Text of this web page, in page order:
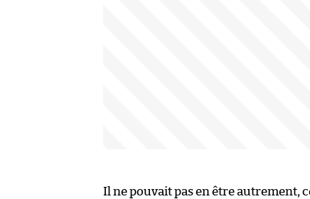
Il ne pouvait pas en être autrement,